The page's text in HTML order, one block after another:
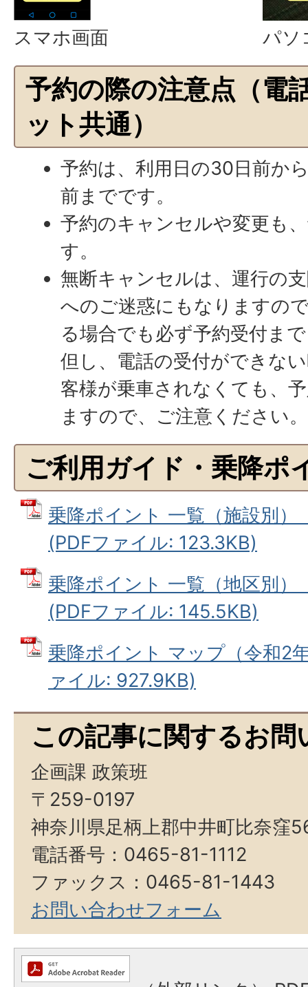
スマホ画面 パソ
予約の際の注意点（電
ット共通）
予約は、利用日の30日前か
前までです。
予約のキャンセルや変更も
す。
無断キャンセルは、運行の
へのご迷惑にもなりますの
る場合でも必ず予約受付ま
但し、電話の受付ができな
客様が乗車されなくても、
ますので、ご注意ください。
ご利用ガイド・乗降ポ
乗降ポイント 一覧（施設別）
(PDFファイル: 123.3KB)
乗降ポイント 一覧（地区別）
(PDFファイル: 145.5KB)
乗降ポイント マップ（令和2
ァイル: 927.9KB)
この記事に関するお問
企画課 政策班
〒259-0197
神奈川県足柄上郡中井町比奈窪
電話番号：0465-81-1112
ファックス：0465-81-1443
お問い合わせフォーム